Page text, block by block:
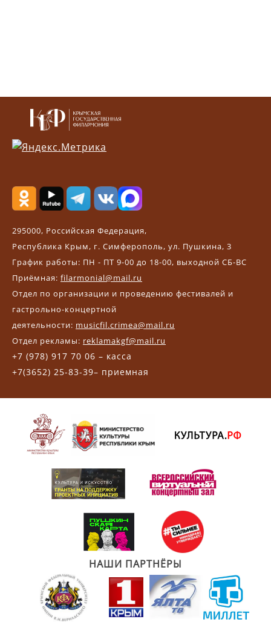
295000, Российская Федерация,
Республика Крым, г. Симферополь, ул. Пушкина, 3
График работы: ПН - ПТ 9-00 до 18-00, выходной СБ-ВС
Приёмная: filarmonial@mail.ru
Отдел по организации и проведению фестивалей и
гастрольно-концертной
деятельности: musicfil.crimea@mail.ru
Отдел рекламы: reklamakgf@mail.ru
+7 (978) 917 70 06 – касса
+7(3652) 25-83-39– приемная
НАШИ ПАРТНЁРЫ